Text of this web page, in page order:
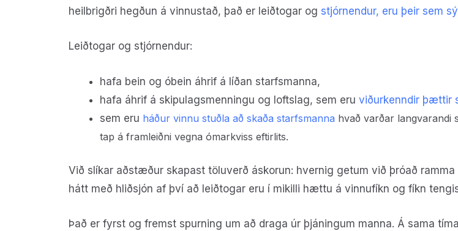
heilbrigðri hegðun á vinnustað, það er leiðtogar og stjórnendur, eru þeir sem
Leiðtogar og stjórnendur:
hafa bein og óbein áhrif á líðan starfsmanna,
hafa áhrif á skipulagsmenningu og loftslag, sem eru viðurkenndir þættir
sem eru háður vinnu stuðla að skaða starfsmanna hvað varðar langvarandi
tap á framleiðni vegna ómarkviss eftirlits.
Við slíkar aðstæður skapast töluverð áskorun: hvernig getum við þróað
hátt með hliðsjón af því að leiðtogar eru í mikilli hættu á vinnufíkn og fíkn
Það er fyrst og fremst spurning um að draga úr þjáningum manna. Á sama